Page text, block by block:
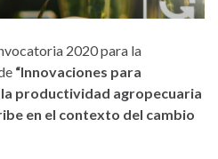
2020 para la
“Innovaciones para
productividad agropecuaria
en el contexto del cambio